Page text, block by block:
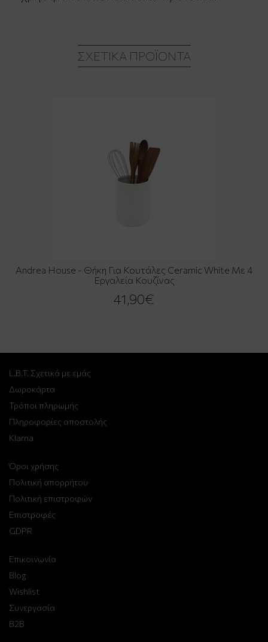
ΣΧΕΤΙΚΆ ΠΡΟΪΌΝΤΑ
Andrea House - Θήκη Για Κουτάλες Ceramic White Με 4
Εργαλεία Κουζίνας
41,90€
L.B.T. Σχετικά με εμάς
Δωροκάρτα
Τρόποι πληρωμής
Πληροφορίες αποστολής
Klarna
Όροι χρήσης
Πολιτική απορρήτου
Πολιτική επιστροφών
Επιστροφές
GDPR
Επικοινωνία
Blog
Wishlist
Συνεργασία
B2B